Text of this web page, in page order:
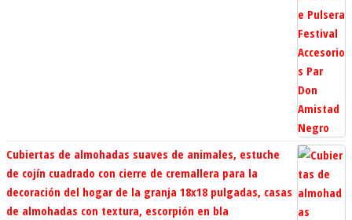
Cubiertas de almohadas suaves de animales, estuche
de cojín cuadrado con cierre de cremallera para la
decoración del hogar de la granja 18x18 pulgadas, casas
de almohadas con textura, escorpión en bla